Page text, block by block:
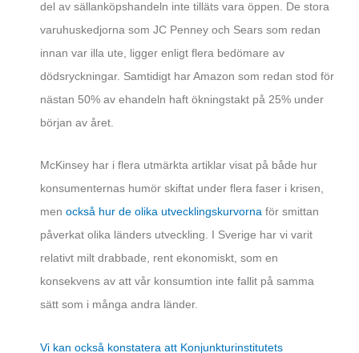
del av sällanköpshandeln inte tilläts vara öppen. De stora
varuhuskedjorna som JC Penney och Sears som redan
innan var illa ute, ligger enligt flera bedömare av
dödsryckningar. Samtidigt har Amazon som redan stod för
nästan 50% av ehandeln haft ökningstakt på 25% under
början av året.
McKinsey har i flera utmärkta artiklar visat på både hur
konsumenternas humör skiftat under flera faser i krisen,
men också hur de olika utvecklingskurvorna för smittan
påverkat olika länders utveckling. I Sverige har vi varit
relativt milt drabbade, rent ekonomiskt, som en
konsekvens av att vår konsumtion inte fallit på samma
sätt som i många andra länder.
Vi kan också konstatera att Konjunkturinstitutets